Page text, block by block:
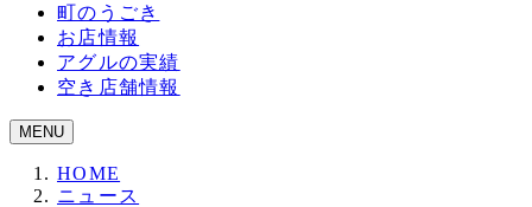
町のうごき
お店情報
アグルの実績
空き店舗情報
MENU
HOME
ニュース